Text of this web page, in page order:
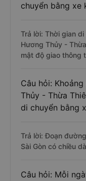
chuyển bằng xe
Trả lời: Thời gian
Hương Thủy -
mật độ giao thông
Câu hỏi:
Thủy - Thừa
di chuyển bằng
Trả lời: Đoạn
Sài Gòn có chiều
Câu hỏi: Mỗi